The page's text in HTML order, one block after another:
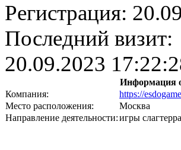
Регистрация:
Последний визит:
20.09.2023
Информация
Компания:
https://
Место расположения:
Москва
Направление деятельности:игры слагтерра